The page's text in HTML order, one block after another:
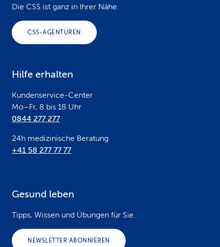
Die CSS ist ganz in Ihrer Nähe.
CSS-AGENTUREN
Hilfe erhalten
Kundenservice-Center
Mo–Fr, 8 bis 18 Uhr
0844 277 277
24h medizinische Beratung
+41 58 277 77 77
Gesund leben
Tipps, Wissen und Übungen für Sie.
NEWSLETTER ABONNIEREN